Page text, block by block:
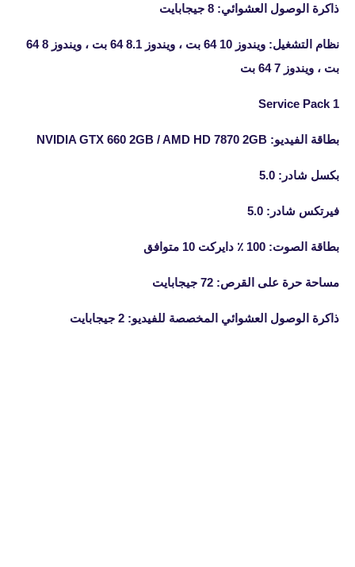
ذاكرة الوصول العشوائي: 8 جيجابايت
نظام التشغيل: ويندوز 10 64 بت ، ويندوز 8.1 64 بت ، ويندوز 8 64
بت ، ويندوز 7 64 بت
Service Pack 1
بطاقة الفيديو: NVIDIA GTX 660 2GB / AMD HD 7870 2GB
بكسل شادر: 5.0
فيرتكس شادر: 5.0
بطاقة الصوت: 100 ٪ دايركت 10 متوافق
مساحة حرة على القرص: 72 جيجابايت
ذاكرة الوصول العشوائي المخصصة للفيديو: 2 جيجابايت